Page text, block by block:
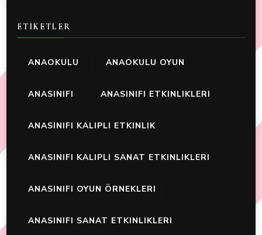
ETIKETLER
ANAOKULU ANAOKULU OYUN
ANASINIFI ANASINIFI ETKINLIKLERI
ANASINIFI KALIPLI ETKINLIK
ANASINIFI KALIPLI SANAT ETKINLIKLERI
ANASINIFI OYUN ÖRNEKLERI
ANASINIFI SANAT ETKINLIKLERI